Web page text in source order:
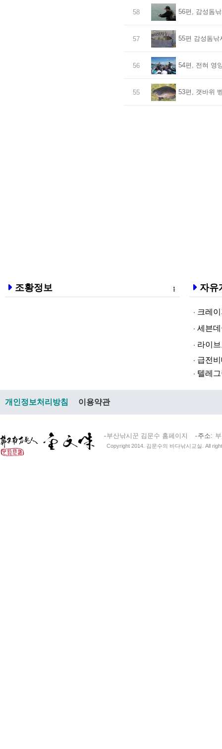
58 56편, 감성돔
57 55편 감성돔낚
56 54편, 전혀 영
55 53편, 갯바위
조황정보 자유
크레이지
세븐데이
라­이브토­
급전비대면
텔레그램
개인정보처리방침 이용약관
부산낚시꾼 김문수 홈페이지 주소
Copyright 2014. 김문수의 바다낚시교실. All